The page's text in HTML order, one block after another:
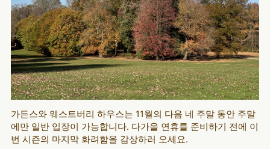
가든스와 웨스트버리 하우스는 11월의 다음 네 주말 동안 주말
에만 일반 입장이 가능합니다. 다가올 연휴를 준비하기 전에 이
번 시즌의 마지막 화려함을 감상하러 오세요.